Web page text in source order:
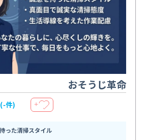
おそうじ革命
(-件) ＋
った清掃スタイル